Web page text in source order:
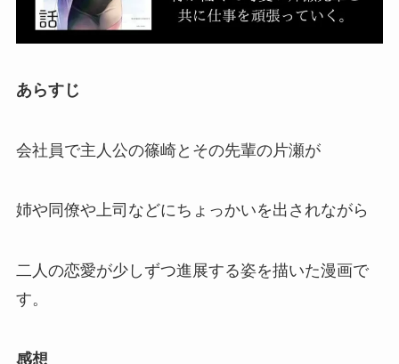
あらすじ
会社員で主人公の篠崎とその先輩の片瀬が
姉や同僚や上司などにちょっかいを出されながら
二人の恋愛が少しずつ進展する姿を描いた漫画で
す。
感想